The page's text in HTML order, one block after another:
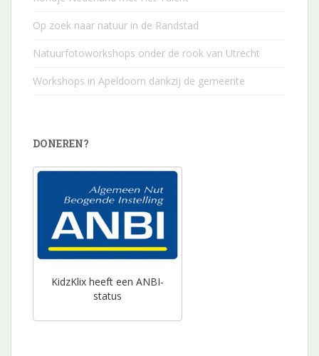
Op zoek naar natuur in de Randstad
Natuurfotoworkshops onder de rook van Utrecht
Workshops in Apeldoorn dankzij de gemeente
DONEREN?
KidzKlix heeft een ANBI-
status